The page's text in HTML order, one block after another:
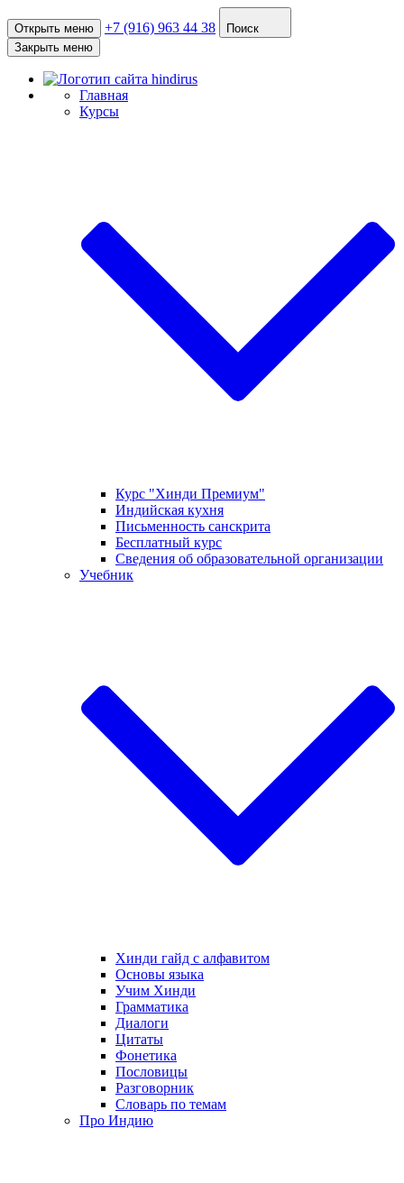
Открыть меню +7 (916) 963 44 38
Поиск
Закрыть меню
Главная
Курсы
Курс "Хинди Премиум"
Индийская кухня
Письменность санскрита
Бесплатный курс
Сведения об образовательной организации
Учебник
Хинди гайд с алфавитом
Основы языка
Учим Хинди
Грамматика
Диалоги
Цитаты
Фонетика
Пословицы
Разговорник
Словарь по темам
Про Индию